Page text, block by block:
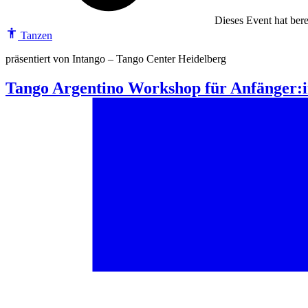
Dieses Event hat
Tanzen
präsentiert von Intango – Tango Center Heidelberg
Tango Argentino Workshop für